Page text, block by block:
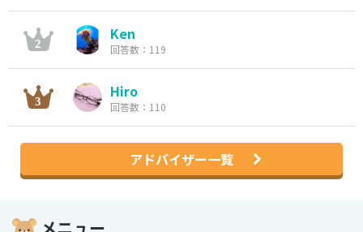
Ken
回答数：119
Hiro
回答数：110
アドバイザー一覧